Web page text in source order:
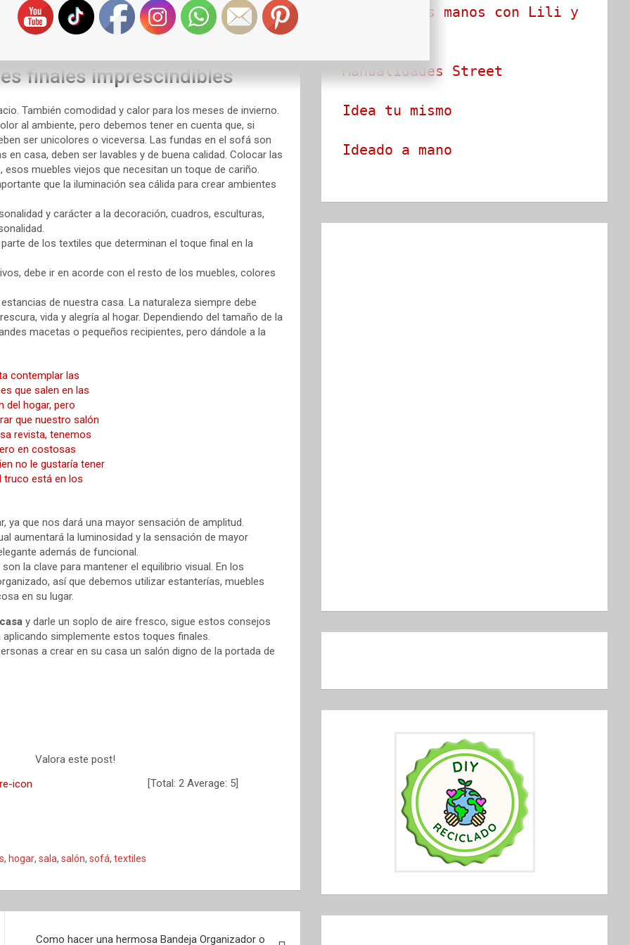
finales imprescindibles
También comodidad y calor para los meses de invierno.
al ambiente, pero debemos tener en cuenta que, si
ser unicolores o viceversa. Las fundas en el sofá son
casa, deben ser lavables y de buena calidad. Colocar las
muebles viejos que necesitan un toque de cariño.
que la iluminación sea cálida para crear ambientes
y carácter a la decoración, cuadros, esculturas,
de los textiles que determinan el toque final en la
debe ir en acorde con el resto de los muebles, colores
de nuestra casa. La naturaleza siempre debe
vida y alegría al hogar. Dependiendo del tamaño de la
macetas o pequeños recipientes, pero dándole a la
ya que nos dará una mayor sensación de amplitud.
aumentará la luminosidad y la sensación de mayor
además de funcional.
la clave para mantener el equilibrio visual. En los
así que debemos utilizar estanterías, muebles
en su lugar.
y darle un soplo de aire fresco, sigue estos consejos
simplemente estos toques finales.
a crear en su casa un salón digno de la portada de
Valora este post!
[Total:2 Average: 5]
, hogar, sala, salón, sofá, textiles
Como hacer una hermosa Bandeja Organizador o
Arte en tus manos con Lili y
Manualidades Street
Idea tu mismo
Ideado a mano